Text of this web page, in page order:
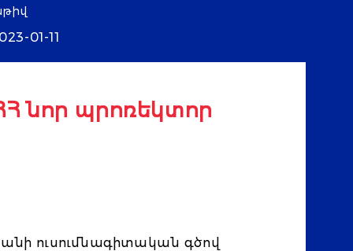
01-11
նոր պրոռեկտոր
ուսումնագիտական գծով